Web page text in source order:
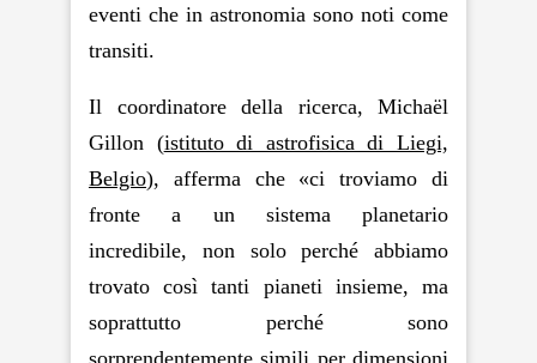
eventi che in astronomia sono noti come
transiti.
Il coordinatore della ricerca, Michaël
Gillon (istituto di astrofisica di Liegi,
Belgio), afferma che «ci troviamo di
fronte a un sistema planetario
incredibile, non solo perché abbiamo
trovato così tanti pianeti insieme, ma
soprattutto perché sono
sorprendentemente simili per dimensioni